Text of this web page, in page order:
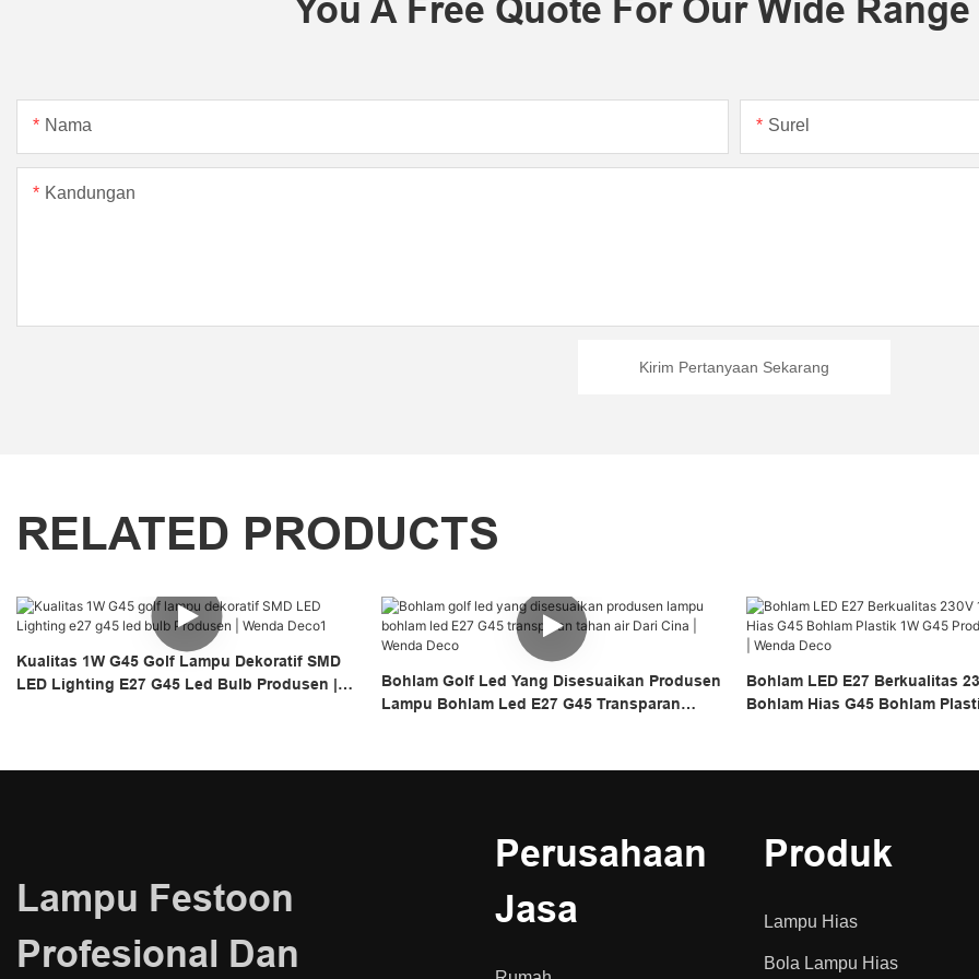
You A Free Quote For Our Wide
Nama Surel
Kandungan
Kirim Pertanyaan Sekarang
RELATED PRODUCTS
Kualitas 1W G45 Golf Lampu Dekoratif SMD
LED Lighting E27 G45 Led Bulb Produsen |
Bohlam Golf Led Yang Disesuaikan Produsen
Lampu Bohlam Led E27 G45 Transparan
Bohlam LED E27 Berkualitas
Bohlam Hias G45 Bohlam
Lampu Festoon
Profesional Dan
Perusahaan
Jasa
Produk
Lampu Hias
Bola Lampu Hias